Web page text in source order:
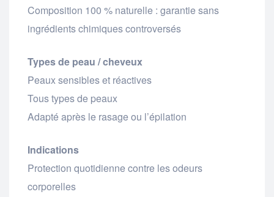
Composition 100 % naturelle : garantie sans
ingrédients chimiques controversés
Types de peau / cheveux
Peaux sensibles et réactives
Tous types de peaux
Adapté après le rasage ou l’épilation
Indications
Protection quotidienne contre les odeurs
corporelles